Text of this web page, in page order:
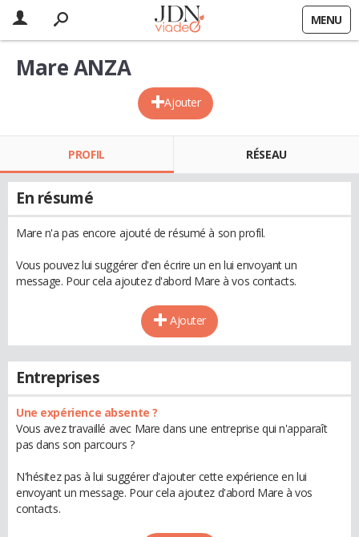
MENU
Ajouter
Mare ANZA
PROFIL RÉSEAU
En résumé
Mare n'a pas encore ajouté de résumé à son profil.
Vous pouvez lui suggérer d'en écrire un en lui envoyant un
message. Pour cela ajoutez d'abord Mare à vos contacts.
Ajouter
Entreprises
Une expérience absente ?
Vous avez travaillé avec Mare dans une entreprise qui n'apparaît
pas dans son parcours ?
N'hésitez pas à lui suggérer d'ajouter cette expérience en lui
envoyant un message. Pour cela ajoutez d'abord Mare à vos
contacts.